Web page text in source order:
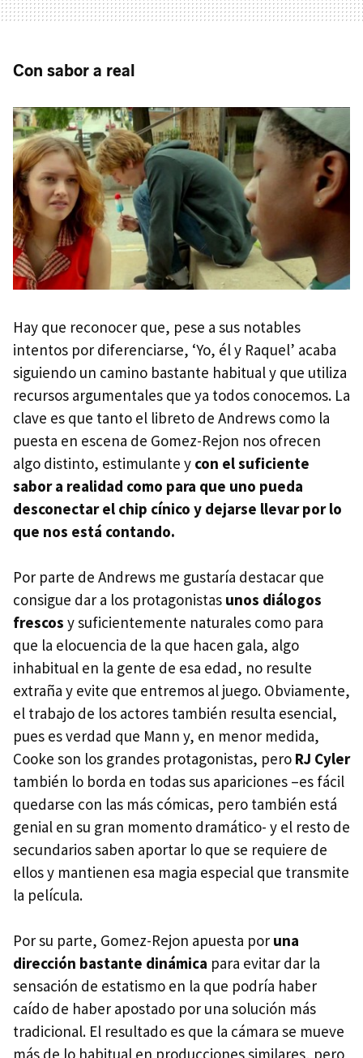
Con sabor a real
Hay que reconocer que, pese a sus notables
intentos por diferenciarse, ‘Yo, él y Raquel’ acaba
siguiendo un camino bastante habitual y que utiliza
recursos argumentales que ya todos conocemos. La
clave es que tanto el libreto de Andrews como la
puesta en escena de Gomez-Rejon nos ofrecen
algo distinto, estimulante y con el suficiente
sabor a realidad como para que uno pueda
desconectar el chip cínico y dejarse llevar por lo
que nos está contando.
Por parte de Andrews me gustaría destacar que
consigue dar a los protagonistas unos diálogos
frescos y suficientemente naturales como para
que la elocuencia de la que hacen gala, algo
inhabitual en la gente de esa edad, no resulte
extraña y evite que entremos al juego. Obviamente,
el trabajo de los actores también resulta esencial,
pues es verdad que Mann y, en menor medida,
Cooke son los grandes protagonistas, pero RJ Cyler
también lo borda en todas sus apariciones –es fácil
quedarse con las más cómicas, pero también está
genial en su gran momento dramático- y el resto de
secundarios saben aportar lo que se requiere de
ellos y mantienen esa magia especial que transmite
la película.
Por su parte, Gomez-Rejon apuesta por una
dirección bastante dinámica para evitar dar la
sensación de estatismo en la que podría haber
caído de haber apostado por una solución más
tradicional. El resultado es que la cámara se mueve
más de lo habitual en producciones similares, pero